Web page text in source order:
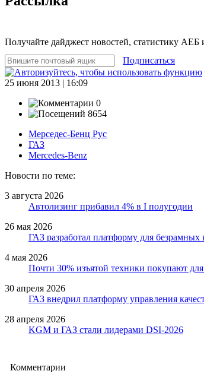
Получайте дайджест новостей, статистику
Подписаться
25 июня 2013 | 16:09
0
8654
Мерседес-Бенц Рус
ГАЗ
Mercedes-Benz
Новости по теме:
3 августа 2026
Автолизинг прибавил 4% в I полугодии
26 мая 2026
ГАЗ разработал платформу для безрамных
4 мая 2026
Почти 30% изъятой техники покупают
30 апреля 2026
ГАЗ внедрил платформу управления
28 апреля 2026
KGM и ГАЗ стали лидерами DSI-2026
Комментарии